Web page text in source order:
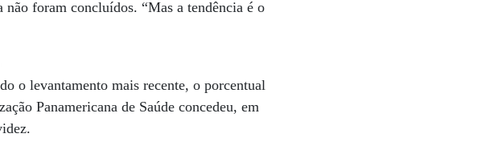
foram concluídos. “Mas a tendência é o
o levantamento mais recente, o porcentual
Panamericana de Saúde concedeu, em